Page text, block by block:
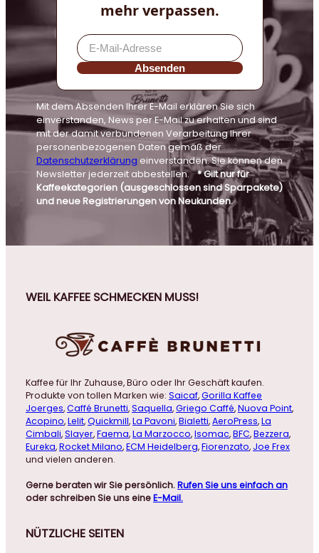
mehr verpassen.
Absenden
Mit dem Absenden Ihrer E-Mail erklären Sie sich
einverstanden, News per E-Mail zu erhalten und sind
mit der damit verbundenen Verarbeitung Ihrer
personenbezogenen Daten gemäß der
Datenschutzerklärung einverstanden. Sie können den
Newsletter jederzeit abbestellen.* Gilt nur für
Kaffeekategorien (ausgeschlossen sind Sparpakete)
und neue Registrierungen von Neukunden.
WEIL KAFFEE SCHMECKEN MUSS!
Kaffee für Ihr Zuhause, Büro oder Ihr Geschäft kaufen.
Produkte von tollen Marken wie: Saicaf,Gorilla Kaffee
Joerges,Caffé Brunetti,Saquella,Griego Caffé,Nuova Point,
Acopino,Lelit,Quickmill,La Pavoni,Bialetti,AeroPress,La
Cimbali,Slayer,Faema,La Marzocco,Isomac,BFC,Bezzera,
Eureka,Rocket Milano,ECM Heidelberg,Fiorenzato, Joe Frex
und vielen anderen.
Gerne beraten wir Sie persönlich.Rufen Sie uns einfach an
oder schreiben Sie uns eineE-Mail.
NÜTZLICHE SEITEN